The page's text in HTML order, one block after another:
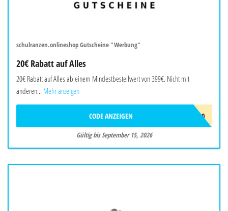
schulranzen.onlineshop Gutscheine "Werbung"
20€ Rabatt auf Alles
20€ Rabatt auf Alles ab einem Mindestbestellwert von 399€. Nicht mit
anderen... Mehr anzeigen
AGS2620
CODE ANZEIGEN
Gültig bis September 15, 2026